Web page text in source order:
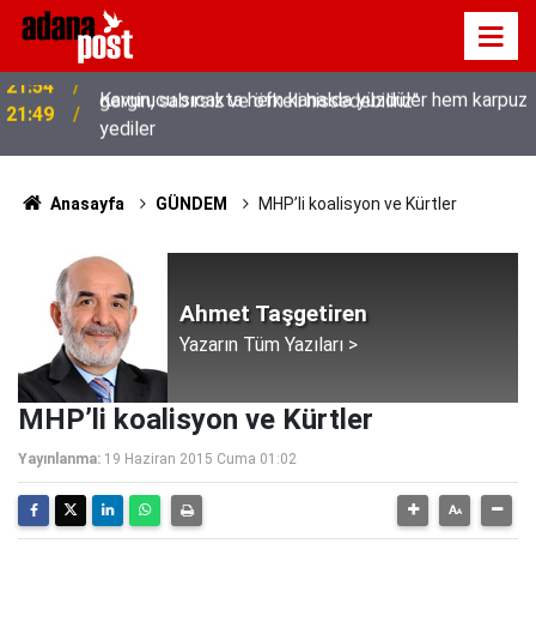
21:49
Kavurucu sıcakta hem kanalda yüzdüler hem karpuz
yediler
Anasayfa GÜNDEM MHP’li koalisyon ve Kürtler
Ahmet Taşgetiren
Yazarın Tüm Yazıları >
MHP’li koalisyon ve Kürtler
Yayınlanma: 19 Haziran 2015 Cuma 01:02